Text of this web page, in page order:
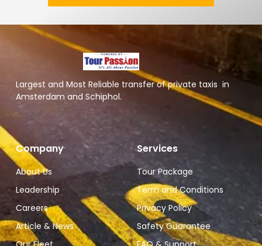
Largest and Most Reliable transfer of private taxis in
Amsterdam and Schiphol.
Company
About Us
Leadership
Careers
Article & News
Services
Tour Package
Term and Conditions
Privacy Policy
Safety Guarantee